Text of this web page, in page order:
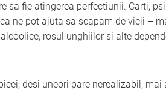
sa fie atingerea perfectiunii. Carti,
ne pot ajuta sa scapam de vicii –
rosul unghiilor si alte
desi uneori pare nerealizabil, mai